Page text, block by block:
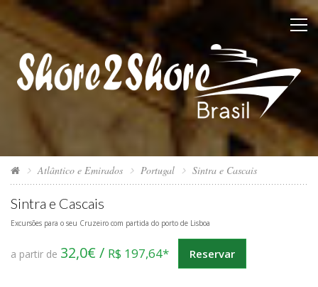
Atlântico e Emirados Portugal Sintra e Cascais
Sintra e Cascais
Excursões para o seu Cruzeiro com partida do porto de Lisboa
a partir de 32,0€ / R$ 197,64* Reservar